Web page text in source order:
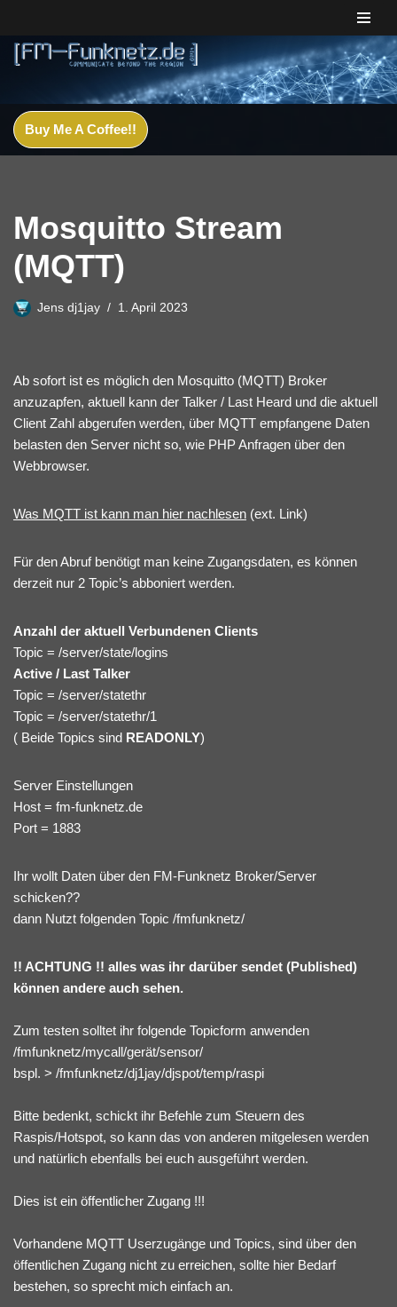
Zum
Inhalt
Buy Me A Coffee!!
Mosquitto Stream
(MQTT)
Jens dj1jay 1. April 2023
Ab sofort ist es möglich den Mosquitto (MQTT) Broker
anzuzapfen, aktuell kann der Talker / Last Heard und die aktuell
Client Zahl abgerufen werden, über MQTT empfangene Daten
belasten den Server nicht so, wie PHP Anfragen über den
Webbrowser.
Was MQTT ist kann man hier nachlesen (ext. Link)
Für den Abruf benötigt man keine Zugangsdaten, es können
derzeit nur 2 Topic’s abboniert werden.
Anzahl der aktuell Verbundenen Clients
Topic = /server/state/logins
Active / Last Talker
Topic = /server/statethr
Topic = /server/statethr/1
( Beide Topics sind READONLY)
Server Einstellungen
Host = fm-funknetz.de
Port = 1883
Ihr wollt Daten über den FM-Funknetz Broker/Server
schicken??
dann Nutzt folgenden Topic /fmfunknetz/
!! ACHTUNG !! alles was ihr darüber sendet (Published)
können andere auch sehen.
Zum testen solltet ihr folgende Topicform anwenden
/fmfunknetz/mycall/gerät/sensor/
bspl. > /fmfunknetz/dj1jay/djspot/temp/raspi
Bitte bedenkt, schickt ihr Befehle zum Steuern des
Raspis/Hotspot, so kann das von anderen mitgelesen werden
und natürlich ebenfalls bei euch ausgeführt werden.
Dies ist ein öffentlicher Zugang !!!
Vorhandene MQTT Userzugänge und Topics, sind über den
öffentlichen Zugang nicht zu erreichen, sollte hier Bedarf
bestehen, so sprecht mich einfach an.